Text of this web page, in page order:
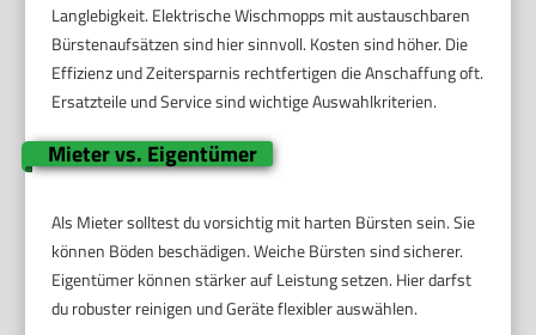
Langlebigkeit. Elektrische Wischmopps mit austauschbaren
Bürstenaufsätzen sind hier sinnvoll. Kosten sind höher. Die
Effizienz und Zeitersparnis rechtfertigen die Anschaffung oft.
Ersatzteile und Service sind wichtige Auswahlkriterien.
Mieter vs. Eigentümer
Als Mieter solltest du vorsichtig mit harten Bürsten sein. Sie
können Böden beschädigen. Weiche Bürsten sind sicherer.
Eigentümer können stärker auf Leistung setzen. Hier darfst
du robuster reinigen und Geräte flexibler auswählen.